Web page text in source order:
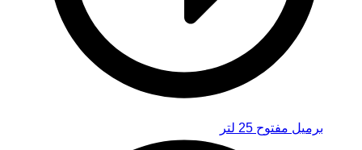
برميل مفتوح 25 لتر